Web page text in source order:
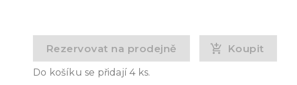
Rezervovat na prodejně Koupit
Do košíku se přidají4ks.